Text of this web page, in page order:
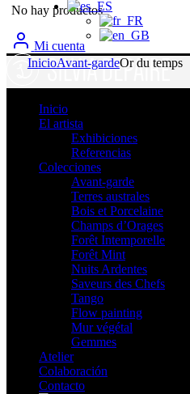
No hay productos
Mi cuenta
Inicio
El artista
Exhibiciones
Referencias
Colecciones
Avant-garde
Terres australes
Bois et Porcelaine
Champs d’Orages
Forêt Intemporelle
Forêt Mint
Nuits Ardentes
Saveurs des Chefs
Tango
Flow painting
Mur végétal
Gemmes
Atelier
Colaboración
Contacto
InicioAvant-gardeOr du temps